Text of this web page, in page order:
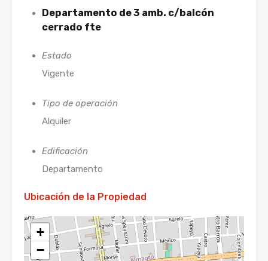
Departamento de 3 amb. c/balcón
cerrado fte
Estado
Vigente
Tipo de operación
Alquiler
Edificación
Departamento
Ubicación de la Propiedad
+
−